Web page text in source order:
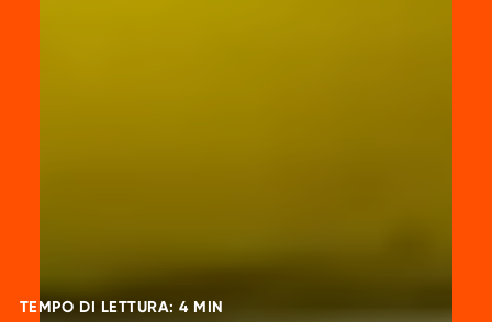
TEMPO DI LETTURA: 4 MIN